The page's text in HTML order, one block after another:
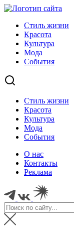
Стиль жизни
Красота
Культура
Мода
События
Стиль жизни
Красота
Культура
Мода
События
О нас
Контакты
Реклама